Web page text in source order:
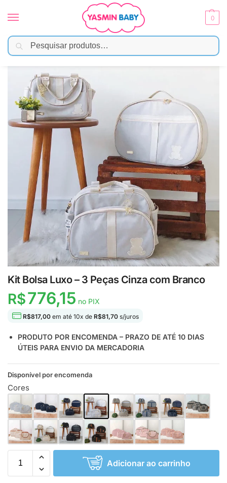
0
Início Enxoval / Bolsas e Mochilas
Kit Bolsa Luxo – 3 Peças Cinza com Branco
R$776,15 no PIX
R$817,00 em até 10x de R$81,70 s/juros
PRODUTO POR ENCOMENDA – PRAZO DE ATÉ 10 DIAS
ÚTEIS PARA ENVIO DA MERCADORIA
Disponível por encomenda
Cores
Adicionar ao carrinho